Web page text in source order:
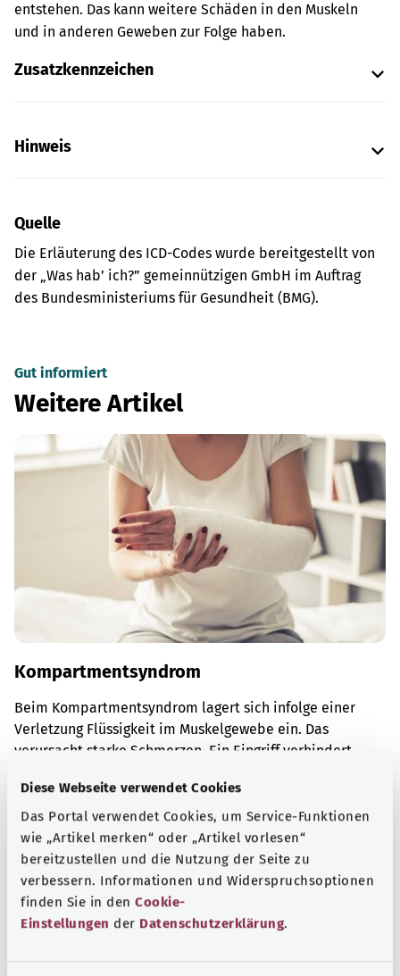
Diese Webseite verwendet Cookies
Das Portal verwendet Cookies, um Service-Funktionen
wie „Artikel merken“ oder „Artikel vorlesen“
bereitzustellen und die Nutzung der Seite zu
verbessern. Informationen und Widerspruchsoptionen
finden Sie in den Cookie-
Einstellungen der Datenschutzerklärung.
entstehen. Das kann weitere Schäden in den Muskeln
und in anderen Geweben zur Folge haben.
Zusatzkennzeichen
Hinweis
Quelle
Die Erläuterung des ICD-Codes wurde bereitgestellt von
der „Was hab’ ich?” gemeinnützigen GmbH im Auftrag
des Bundesministeriums für Gesundheit (BMG).
Gut informiert
Weitere Artikel
Kompartmentsyndrom
Beim Kompartmentsyndrom lagert sich infolge einer
Verletzung Flüssigkeit im Muskelgewebe ein. Das
verursacht starke Schmerzen. Ein Eingriff verhindert,
Mehr erfahren